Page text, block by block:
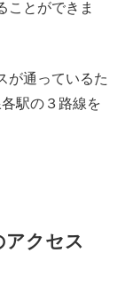
ことができま
が通っているた
駅の３路線を
アクセス